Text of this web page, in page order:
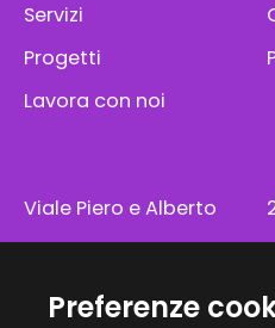
Preferenze
Servizi
Progetti
Lavora con noi
Viale Piero e Alberto
Pirelli, 10